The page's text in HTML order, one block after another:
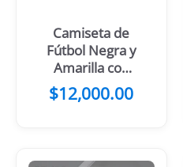
Camiseta de
Fútbol Negra y
Amarilla con
Patrones
Grises
$12,000.00